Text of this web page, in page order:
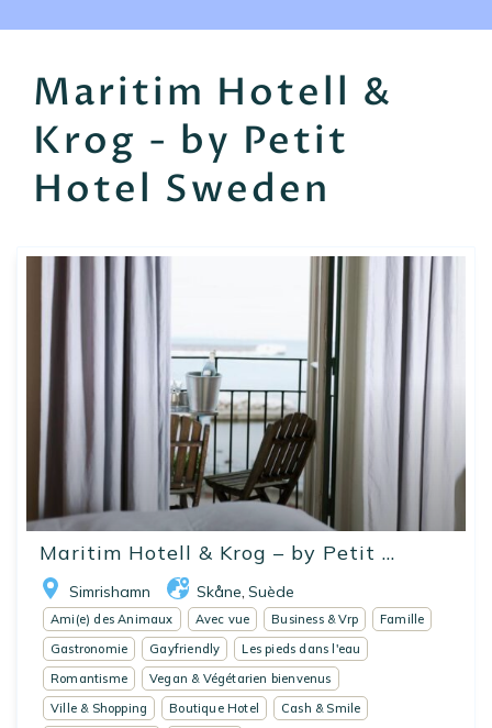
Maritim Hotell &
Krog - by Petit
Hotel Sweden
Maritim Hotell & Krog – by Petit ...
Simrishamn Skåne Suède
Ami(e) des Animaux Avec vue Business & Vrp
Famille
Gastronomie
Gayfriendly
Les pieds dans l'eau
Romantisme
Vegan & Végétarien bienvenus
Ville & Shopping
Boutique Hotel
Cash & Smile